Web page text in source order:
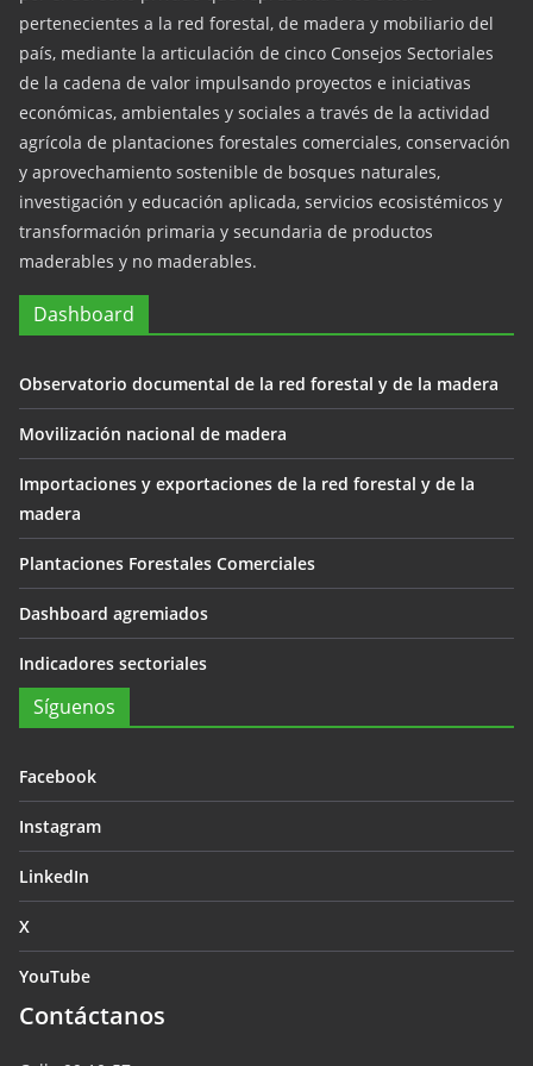
pertenecientes a la red forestal, de madera y mobiliario del
país, mediante la articulación de cinco Consejos Sectoriales
de la cadena de valor impulsando proyectos e iniciativas
económicas, ambientales y sociales a través de la actividad
agrícola de plantaciones forestales comerciales, conservación
y aprovechamiento sostenible de bosques naturales,
investigación y educación aplicada, servicios ecosistémicos y
transformación primaria y secundaria de productos
maderables y no maderables.
Dashboard
Observatorio documental de la red forestal y de la madera
Movilización nacional de madera
Importaciones y exportaciones de la red forestal y de la
madera
Plantaciones Forestales Comerciales
Dashboard agremiados
Indicadores sectoriales
Síguenos
Facebook
Instagram
LinkedIn
X
YouTube
Contáctanos